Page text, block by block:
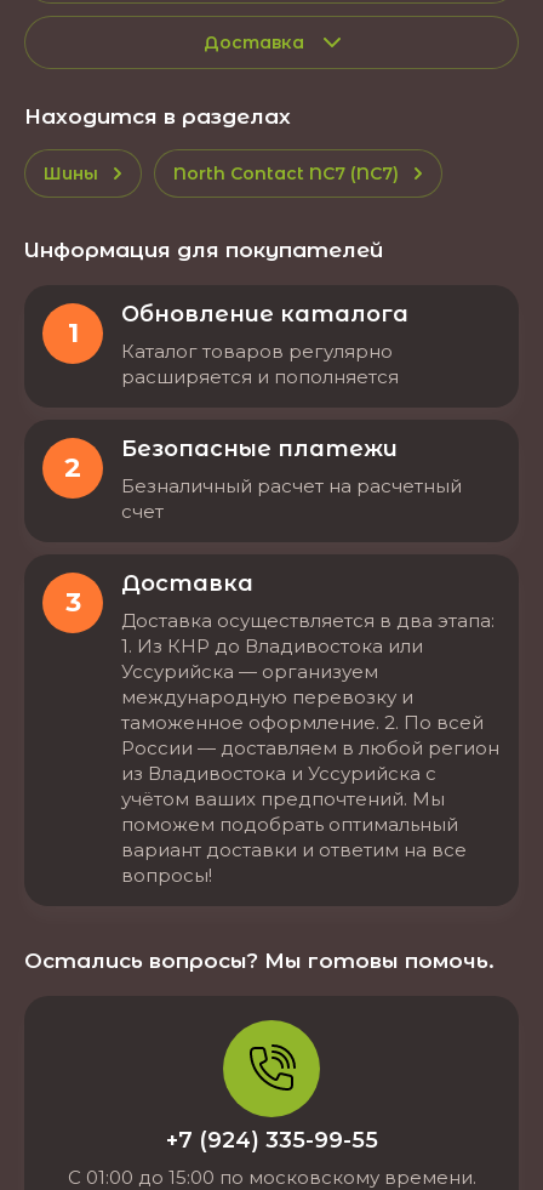
Доставка
Находится в разделах
Шины North Contact NC7 (NC7)
Информация для покупателей
1
Обновление каталога
Каталог товаров регулярно
расширяется и пополняется
2
Безопасные платежи
Безналичный расчет на расчетный
счет
3
Доставка
Доставка осуществляется в два этапа:
1. Из КНР до Владивостока или
Уссурийска — организуем
международную перевозку и
таможенное оформление. 2. По всей
России — доставляем в любой регион
из Владивостока и Уссурийска с
учётом ваших предпочтений. Мы
поможем подобрать оптимальный
вариант доставки и ответим на все
вопросы!
Остались вопросы? Мы готовы помочь.
+7 (924) 335-99-55
С 01:00 до 15:00 по московскому времени.